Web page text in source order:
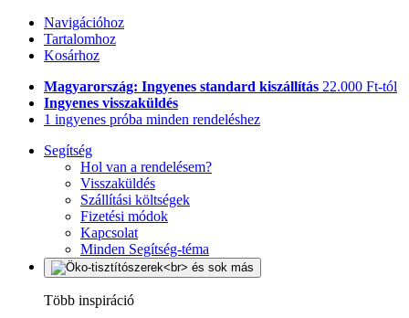
Navigációhoz
Tartalomhoz
Kosárhoz
Magyarország: Ingyenes standard kiszállítás 22.000 Ft-tól
Ingyenes visszaküldés
1 ingyenes próba minden rendeléshez
Segítség
Hol van a rendelésem?
Visszaküldés
Szállítási költségek
Fizetési módok
Kapcsolat
Minden Segítség-téma
Több inspiráció